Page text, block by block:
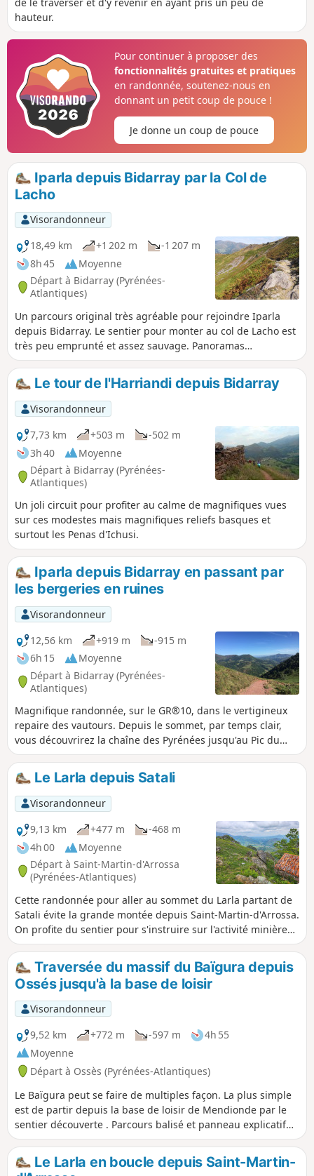
hauteur.
Pour continuer à proposer des
fonctionnalités gratuites et pratiques
en randonnée, soutenez-nous en
donnant un petit coup de pouce !
Je donne un coup de pouce
Iparla depuis Bidarray par la Col de
Lacho
Visorandonneur
18,49 km
+1 202 m
-1 207 m
8h 45
Moyenne
Départ à Bidarray (Pyrénées-
Atlantiques)
Un parcours original très agréable pour rejoindre Iparla
depuis Bidarray. Le sentier pour monter au col de Lacho est
très peu emprunté et assez sauvage. Panoramas
splendides. Un régal !
Le tour de l'Harriandi depuis Bidarray
Visorandonneur
7,73 km
+503 m
-502 m
3h 40
Moyenne
Départ à Bidarray (Pyrénées-
Atlantiques)
Un joli circuit pour profiter au calme de magnifiques vues
sur ces modestes mais magnifiques reliefs basques et
surtout les Penas d'Ichusi.
Iparla depuis Bidarray en passant par
les bergeries en ruines
Visorandonneur
12,56 km
+919 m
-915 m
6h 15
Moyenne
Départ à Bidarray (Pyrénées-
Atlantiques)
Magnifique randonnée, sur le GR®10, dans le vertigineux
repaire des vautours. Depuis le sommet, par temps clair,
vous découvrirez la chaîne des Pyrénées jusqu'au Pic du
Midi de Bigorre... et de l'autre côté, l'océan jusqu'aux côtes
landaises. Attention : le début du GR® 10 derrière la
bergerie n'est plus accessible. Interdiction du propriétaire
de passer dans son exploitation agricole. Une autre voie a
été mise en place qui rallonge de 2 km et qui grimpe autant
que la randonnée.
Le Larla depuis Satali
Visorandonneur
9,13 km
+477 m
-468 m
4h 00
Moyenne
Départ à Saint-Martin-d'Arrossa
(Pyrénées-Atlantiques)
Cette randonnée pour aller au sommet du Larla partant de
Satali évite la grande montée depuis Saint-Martin-d'Arrossa.
On profite du sentier pour s'instruire sur l'activité minière
qu'il y avait en ces lieux et on bénéficie d'une superbe vue
sur les sommets environnants.
Traversée du massif du Baïgura depuis
Ossés jusqu'à la base de loisir
Visorandonneur
9,52 km
+772 m -597 m
4h 55
Moyenne
Départ à Ossès (Pyrénées-Atlantiques)
Le Baïgura peut se faire de multiples façon. La plus simple
est de partir depuis la base de loisir de Mendionde par le
sentier découverte . Parcours balisé et panneau explicatif
au départ. Je propose de faire la traversée entièrement du
massif du Sud au Nord en partant d'Ossès. Pour cela, il
faudra deux voitures. À mon goût des chemins beaucoup
Le Larla en boucle depuis Saint-Martin-